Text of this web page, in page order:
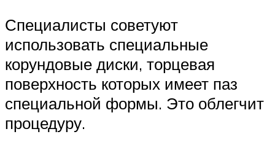
Специалисты советуют
использовать специальные
корундовые диски, торцевая
поверхность которых имеет паз
специальной формы. Это облегчит
процедуру.